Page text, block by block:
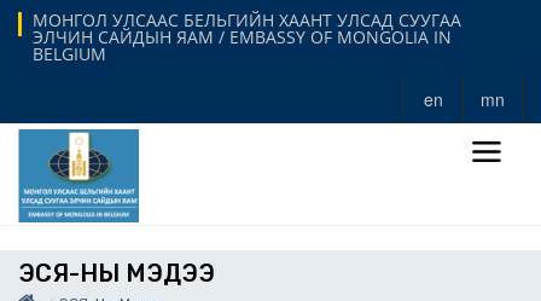
МОНГОЛ УЛСААС БЕЛЬГИЙН ХААНТ УЛСАД СУУГАА
ЭЛЧИН САЙДЫН ЯАМ / EMBASSY OF MONGOLIA IN
BELGIUM
en mn
ЭСЯ-НЫ МЭДЭЭ